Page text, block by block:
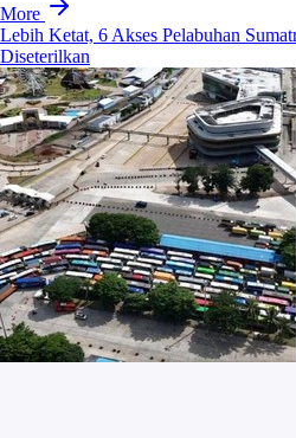
More
Lebih Ketat, 6 Akses Pelabuhan
Diseterilkan